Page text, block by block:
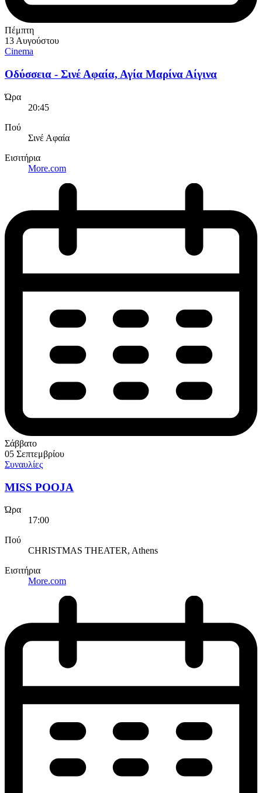
Πέμπτη
13 Αυγούστου
Cinema
Οδύσσεια - Σινέ Αφαία, Αγία Μαρίνα Αίγινα
Ώρα
20:45
Πού
Σινέ Αφαία
Εισιτήρια
More.com
Σάββατο
05 Σεπτεμβρίου
Συναυλίες
MISS POOJA
Ώρα
17:00
Πού
CHRISTMAS THEATER, Athens
Εισιτήρια
More.com